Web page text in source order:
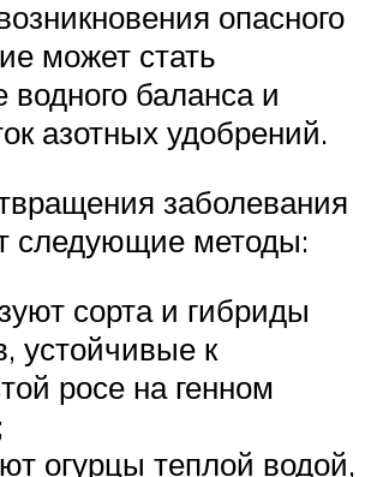
опасного
может стать
баланса и
азотных удобрений.
заболевания
следующие методы:
сорта и гибриды
устойчивые к
росе на генном
огурцы теплой водой,